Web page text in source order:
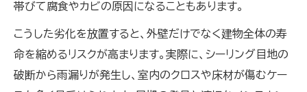
帯びて腐食やカビの原因になることもあります。
こうした劣化を放置すると、外壁だけでなく建物全体の寿
命を縮めるリスクが高まります。実際に、シーリング目地の
破断から雨漏りが発生し、室内のクロスや床材が傷むケー